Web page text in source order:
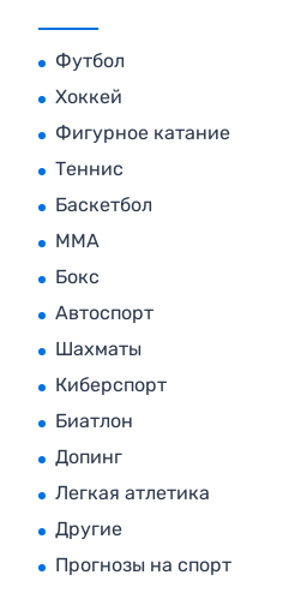
Футбол
Хоккей
Фигурное катание
Теннис
Баскетбол
MMA
Бокс
Автоспорт
Шахматы
Киберспорт
Биатлон
Допинг
Легкая атлетика
Другие
Прогнозы на спорт